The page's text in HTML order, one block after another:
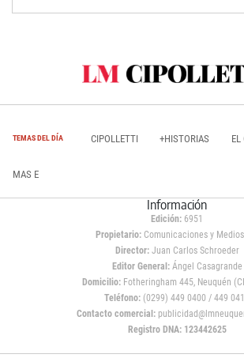
TEMAS DEL DÍA CIPOLLETTI +HISTORIAS EL
MAS E
Información
Edición: 6951
Propietario:Comunicaciones y
Director: Juan Carlos Schroeder
Editor General:Ángel Casagrande
Domicilio:Fotheringham 445, Neuquén
Teléfono: (0299) 449 0400 / 449
Contacto comercial:
Registro DNA: 123442625